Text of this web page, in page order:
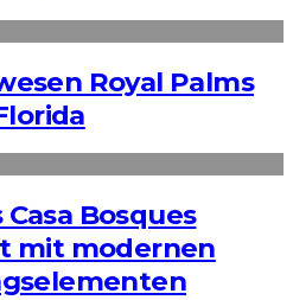
Royal Palms
Bosques
mit modernen